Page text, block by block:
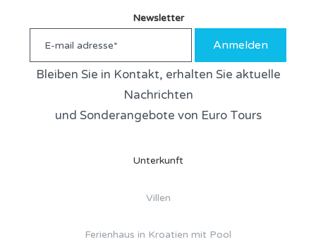
Newsletter
Anmelden
Bleiben Sie in Kontakt, erhalten Sie aktuelle
Nachrichten
und Sonderangebote von Euro Tours
Unterkunft
Villen
Ferienhaus in Kroatien mit Pool